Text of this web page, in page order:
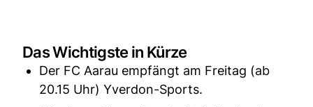
Das Wichtigste in Kürze
Der FC Aarau empfängt am Freitag (ab
20.15 Uhr) Yverdon-Sports.